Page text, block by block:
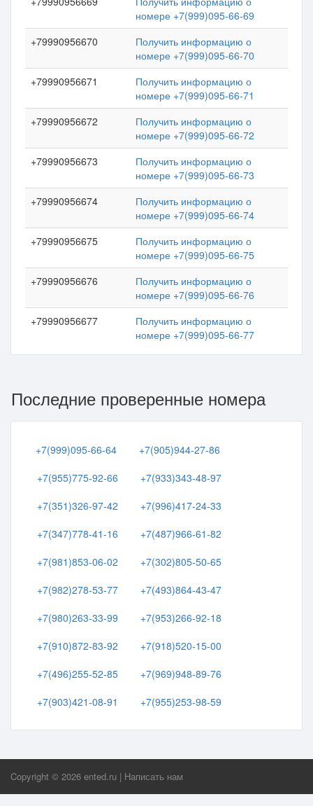
номере +7(999)095-66-69
+79990956670
Получить информацию о
номере +7(999)095-66-70
+79990956671
Получить информацию о
номере +7(999)095-66-71
+79990956672
Получить информацию о
номере +7(999)095-66-72
+79990956673
Получить информацию о
номере +7(999)095-66-73
+79990956674
Получить информацию о
номере +7(999)095-66-74
+79990956675
Получить информацию о
номере +7(999)095-66-75
+79990956676
Получить информацию о
номере +7(999)095-66-76
+79990956677
Получить информацию о
номере +7(999)095-66-77
Последние проверенные номера
+7(999)095-66-64
+7(905)944-27-86
+7(955)775-92-66
+7(933)343-48-97
+7(351)326-97-42
+7(996)417-24-33
+7(347)778-41-16
+7(487)966-61-82
+7(981)853-06-02
+7(302)805-50-65
+7(982)278-53-77
+7(493)864-43-47
+7(980)263-33-99
+7(953)266-92-18
+7(910)872-83-92
+7(918)520-15-00
+7(496)255-52-85
+7(969)948-89-76
+7(903)421-08-91
+7(955)253-98-59
Copyright © 2026 ented.ru | Написать нам